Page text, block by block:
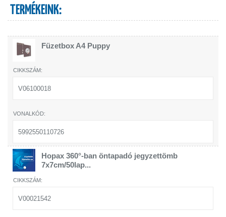
TERMÉKEINK:
Füzetbox A4 Puppy
V06100018
5992550110726
Hopax 360°-ban öntapadó jegyzettömb
7x7cm/50lap...
V00021542